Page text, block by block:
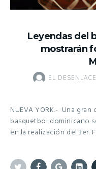
Leyendas del
mostrarán
EL DESENLACE
NUEVA YORK.- Una
basquetbol dominicano
en la realización del 3er.